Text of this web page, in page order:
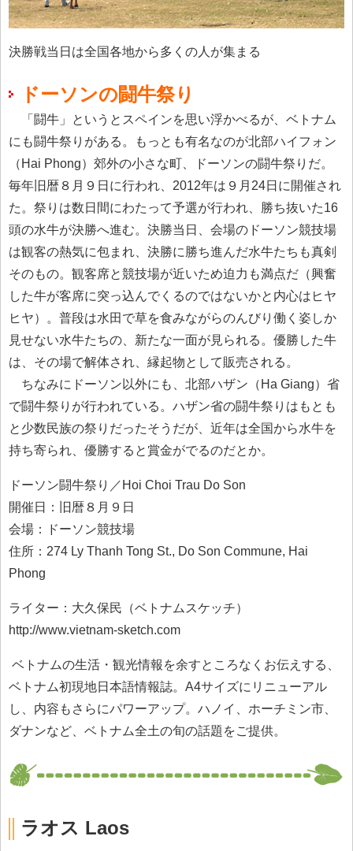
決勝戦当日は全国各地から多くの人が集まる
ドーソンの闘牛祭り
「闘牛」というとスペインを思い浮かべるが、ベトナム
にも闘牛祭りがある。もっとも有名なのが北部ハイフォン
（Hai Phong）郊外の小さな町、ドーソンの闘牛祭りだ。
毎年旧暦８月９日に行われ、2012年は９月24日に開催され
た。祭りは数日間にわたって予選が行われ、勝ち抜いた16
頭の水牛が決勝へ進む。決勝当日、会場のドーソン競技場
は観客の熱気に包まれ、決勝に勝ち進んだ水牛たちも真剣
そのもの。観客席と競技場が近いため迫力も満点だ（興奮
した牛が客席に突っ込んでくるのではないかと内心はヒヤ
ヒヤ）。普段は水田で草を食みながらのんびり働く姿しか
見せない水牛たちの、新たな一面が見られる。優勝した牛
は、その場で解体され、縁起物として販売される。
ちなみにドーソン以外にも、北部ハザン（Ha Giang）省
で闘牛祭りが行われている。ハザン省の闘牛祭りはもとも
と少数民族の祭りだったそうだが、近年は全国から水牛を
持ち寄られ、優勝すると賞金がでるのだとか。
ドーソン闘牛祭り／Hoi Choi Trau Do Son
開催日：旧暦８月９日
会場：ドーソン競技場
住所：274 Ly Thanh Tong St., Do Son Commune, Hai
Phong
ライター：大久保民（ベトナムスケッチ）
http://www.vietnam-sketch.com
ベトナムの生活・観光情報を余すところなくお伝えする、
ベトナム初現地日本語情報誌。A4サイズにリニューアル
し、内容もさらにパワーアップ。ハノイ、ホーチミン市、
ダナンなど、ベトナム全土の旬の話題をご提供。
ラオス Laos